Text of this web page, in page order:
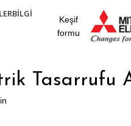
BILGI
Keşif
formu
Tasarrufu